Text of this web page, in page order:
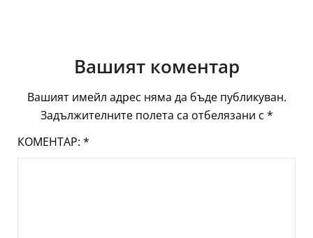
Вашият коментар
Вашият имейл адрес няма да бъде публикуван.
Задължителните полета са отбелязани с *
КОМЕНТАР: *